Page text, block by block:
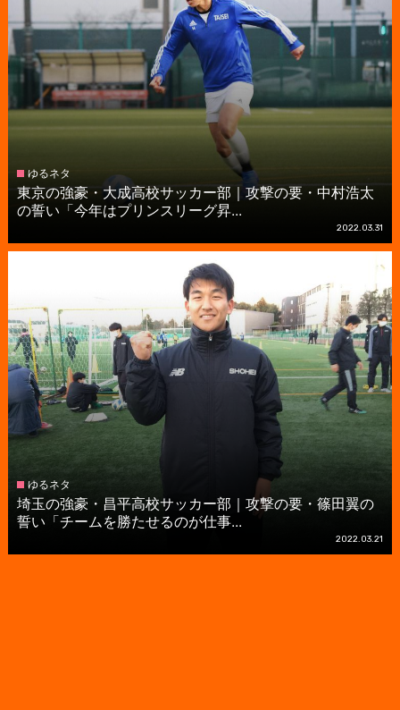
ゆるネタ
東京の強豪・大成高校サッカー部｜攻撃の要・中村浩太
の誓い「今年はプリンスリーグ昇...
2022.03.31
ゆるネタ
埼玉の強豪・昌平高校サッカー部｜攻撃の要・篠田翼の
誓い「チームを勝たせるのが仕事...
2022.03.21